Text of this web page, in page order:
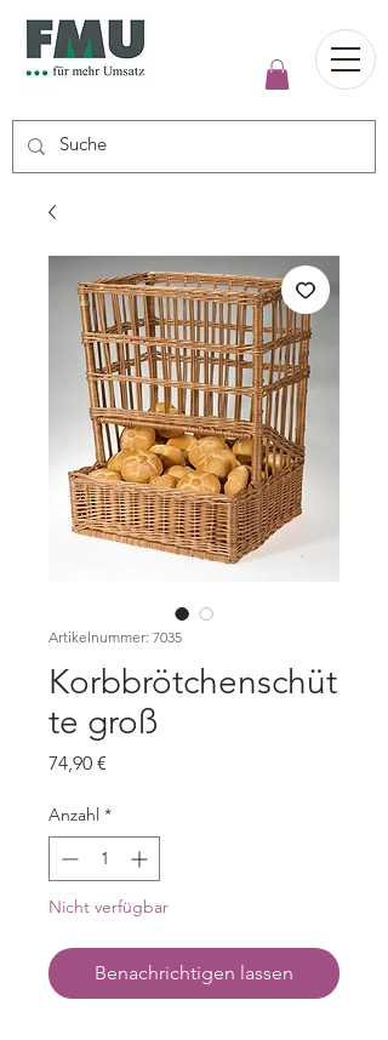
Artikelnummer: 7035
Korbbrötchenschüt
te groß
74,90 €
Anzahl *
Nicht verfügbar
Benachrichtigen lassen